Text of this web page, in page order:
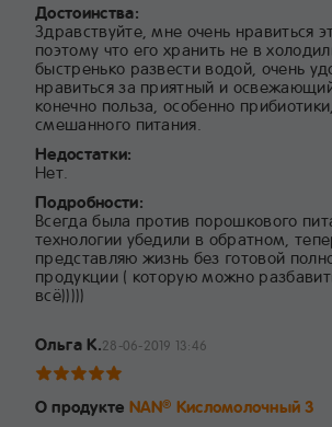
Достоинства:
Здравствуйте, мне очень нравиться
поэтому что его хранить не в
быстренько развести водой, очень
нравиться за приятный и
конечно польза, особенно
смешанного питания.
Недостатки:
Нет.
Подробности:
Всегда была против порошкового
технологии убедили в обратном,
представляю жизнь без готовой
продукции ( которую можно
всё)))))
Ольга К.28-06-2019 13:46
О продукте NAN® Кисломолочный 3